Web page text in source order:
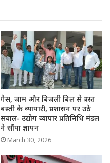
गैस, जाम और बिजली बिल से त्रस्त
बस्ती के व्यापारी, प्रशासन पर उठे
सवाल- उद्योग व्यापार प्रतिनिधि मंडल
ने सौंपा ज्ञापन
March 30, 2026